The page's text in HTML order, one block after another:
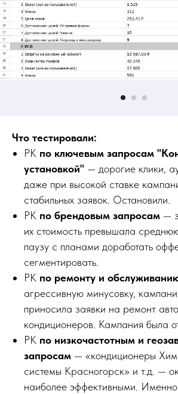
Что тестировали:
РК по ключевым запросам
установкой" — дорогие клики,
даже при высокой ставке
стабильных заявок. Остановили.
РК по брендовым запросам —
их стоимость превышала
паузу с планами доработать
сегментировать.
РК по ремонту и
агрессивную минусовку,
приносила заявки на ремонт
кондиционеров. Кампания была
РК по низкочастотным и
запросам — «кондиционеры
системы Красногорск» и т.д. —
наиболее эффективными.